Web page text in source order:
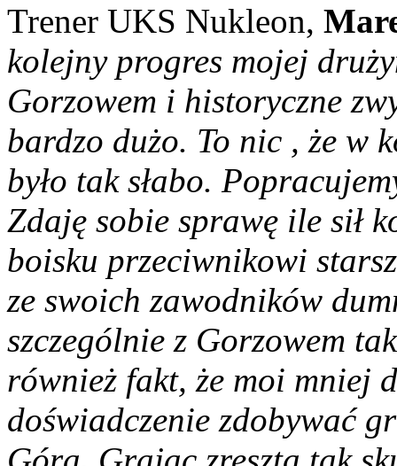
Trener UKS Nukleon,
kolejny progres mojej
Gorzowem i historyczne
bardzo dużo. To nic , że w
było tak słabo.
Zdaję sobie sprawę ile sił
boisku przeciwnikowi
ze swoich zawodników
szczególnie z Gorzowem
również fakt, że moi mniej
doświadczenie zdobywać